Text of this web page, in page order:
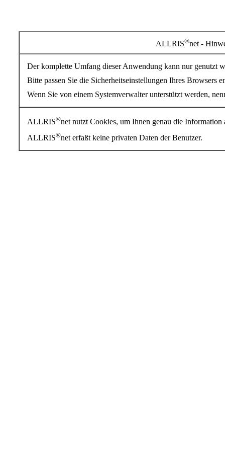
ALLRIS®net -
Der komplette Umfang dieser Anwendung kann nur genutzt
Bitte passen Sie die Sicherheitseinstellungen Ihres Browsers
Wenn Sie von einem Systemverwalter unterstützt werden,
ALLRIS®net nutzt Cookies, um Ihnen genau die
ALLRIS®net erfaßt keine privaten Daten der Benutzer.